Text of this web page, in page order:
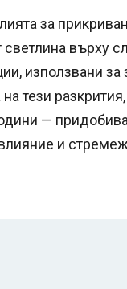
за
светлина върху
използвани за
тези
—
и